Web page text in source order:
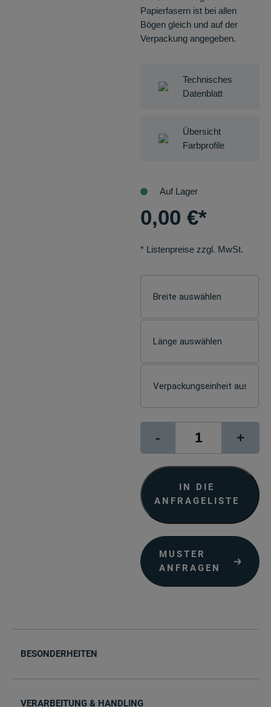
Papierfasern ist bei allen
Bögen gleich und auf der
Verpackung angegeben.
Technisches
Datenblatt
Übersicht
Farbprofile
Auf Lager
0,00€*
* Listenpreise zzgl. MwSt.
-
Rag
book
album
Menge
+
IN DIE
ANFRAGELISTE
MUSTER
ANFRAGEN
BESONDERHEITEN
VERARBEITUNG & HANDLING